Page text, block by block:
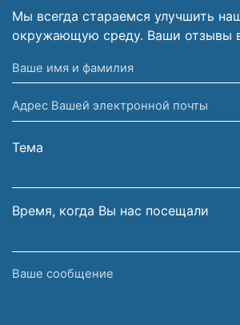
Мы всегда стараемся улучшить
окружающую среду. Ваши отзывы
Ваше
имя
и
фамилия
Адрес
Вашей
электронной
Тема
Время, когда Вы нас посещали
Ваше